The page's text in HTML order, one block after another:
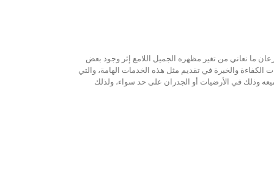
ما نعاني من تغير مظهره الجميل اللامع إثر وجود بعض
والخبرة في تقديم مثل هذه الخدمات الهامة، والتي
وذلك في الأرضيات أو الجدران على حد سواء، ولذلك